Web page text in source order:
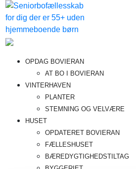
Videre
indhold
Bovieran
Fremtidens
seniorboligfællesskab
OPDAG BOVIERAN
AT BO I BOVIERAN
VINTERHAVEN
PLANTER
STEMNING OG VELVÆRE
HUSET
OPDATERET BOVIERAN
FÆLLESHUSET
BÆREDYGTIGHEDSTILTAG